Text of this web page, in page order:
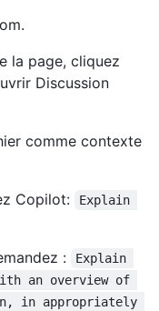
la page, cliquez
Discussion
comme contexte
Copilot:
Explain
:
Explain
an overview of
in appropriately